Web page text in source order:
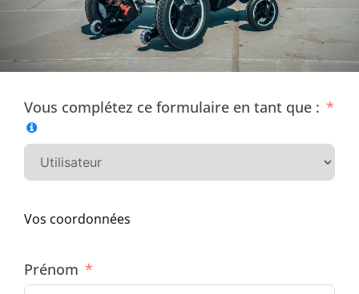
Vous complétez ce formulaire en tant que :
Vos coordonnées
Prénom